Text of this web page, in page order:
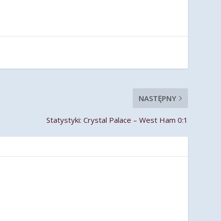
NASTĘPNY
Statystyki: Crystal Palace – West Ham 0:1